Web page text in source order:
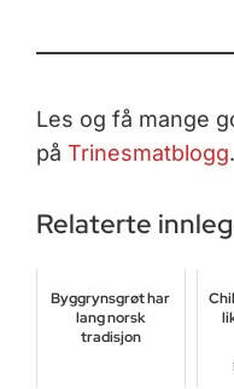
Les og få mange
på Trinesmatblogg.
Relaterte
Byggrynsgrøt har
lang norsk
tradisjon